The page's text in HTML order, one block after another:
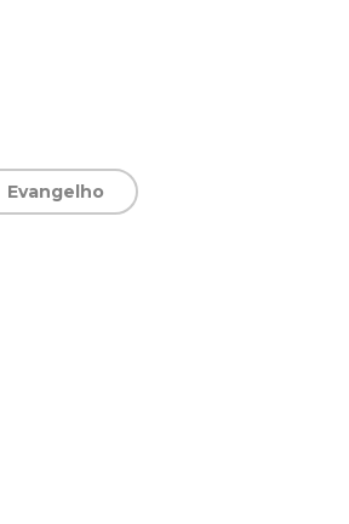
Evangelho